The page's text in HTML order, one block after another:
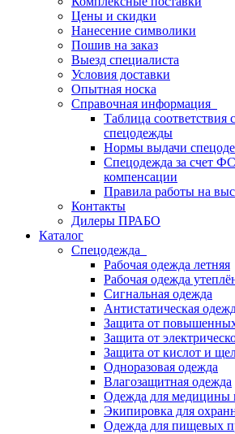
Цены и скидки
Нанесение символики
Пошив на заказ
Выезд специалиста
Условия доставки
Опытная носка
Справочная информация
Таблица соответствия
спецодежды
Нормы выдачи
Спецодежда за счет
компенсации
Правила работы на
Контакты
Дилеры ПРАБО
Каталог
Спецодежда
Рабочая одежда летняя
Рабочая одежда
Сигнальная одежда
Антистатическая
Защита от
Защита от
Защита от кислот и
Одноразовая одежда
Влагозащитная одежда
Одежда для медицины
Экипировка для
Одежда для пищевых